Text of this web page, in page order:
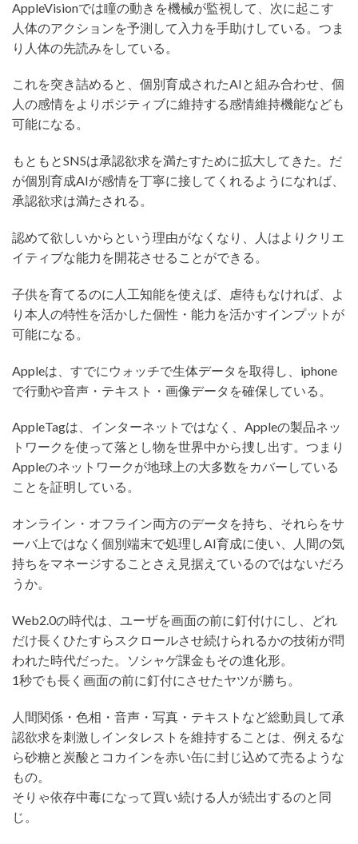
AppleVisionでは瞳の動きを機械が監視して、次に起こす
人体のアクションを予測して入力を手助けしている。つま
り人体の先読みをしている。
これを突き詰めると、個別育成されたAIと組み合わせ、個
人の感情をよりポジティブに維持する感情維持機能なども
可能になる。
もともとSNSは承認欲求を満たすために拡大してきた。だ
が個別育成AIが感情を丁寧に接してくれるようになれば、
承認欲求は満たされる。
認めて欲しいからという理由がなくなり、人はよりクリエ
イティブな能力を開花させることができる。
子供を育てるのに人工知能を使えば、虐待もなければ、よ
り本人の特性を活かした個性・能力を活かすインプットが
可能になる。
Appleは、すでにウォッチで生体データを取得し、iphone
で行動や音声・テキスト・画像データを確保している。
AppleTagは、インターネットではなく、Appleの製品ネッ
トワークを使って落とし物を世界中から捜し出す。つまり
Appleのネットワークが地球上の大多数をカバーしている
ことを証明している。
オンライン・オフライン両方のデータを持ち、それらをサ
ーバ上ではなく個別端末で処理しAI育成に使い、人間の気
持ちをマネージすることさえ見据えているのではないだろ
うか。
Web2.0の時代は、ユーザを画面の前に釘付けにし、どれ
だけ長くひたすらスクロールさせ続けられるかの技術が問
われた時代だった。ソシャゲ課金もその進化形。
1秒でも長く画面の前に釘付にさせたヤツが勝ち。
人間関係・色相・音声・写真・テキストなど総動員して承
認欲求を刺激しインタレストを維持することは、例えるな
ら砂糖と炭酸とコカインを赤い缶に封じ込めて売るような
もの。
そりゃ依存中毒になって買い続ける人が続出するのと同
じ。